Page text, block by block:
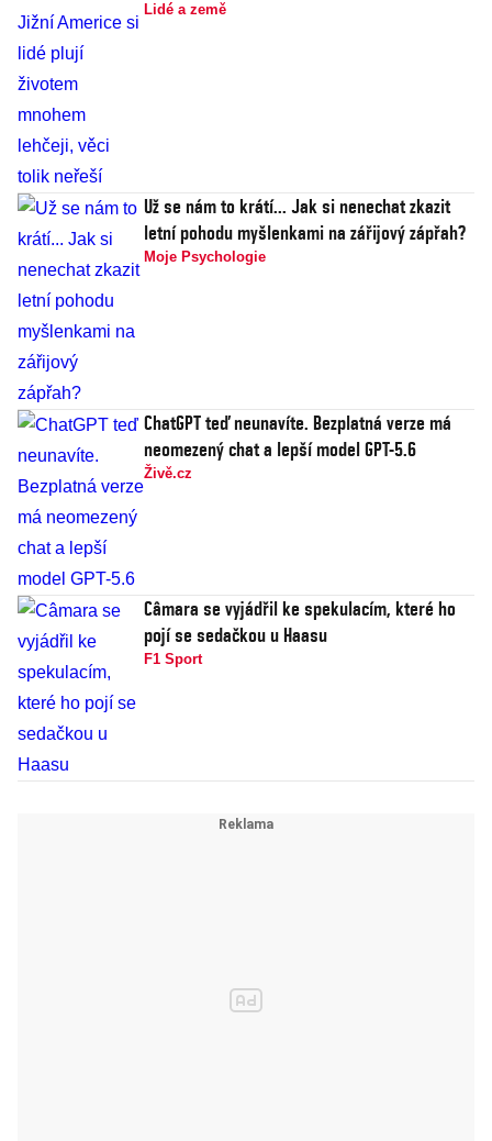
Lidé a země
Už se nám to krátí... Jak si nenechat zkazit
letní pohodu myšlenkami na zářijový zápřah?
Moje Psychologie
ChatGPT teď neunavíte. Bezplatná verze má
neomezený chat a lepší model GPT-5.6
Živě.cz
Câmara se vyjádřil ke spekulacím, které ho
pojí se sedačkou u Haasu
F1 Sport